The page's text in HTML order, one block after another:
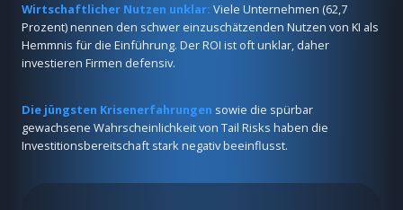
Wirtschaftlicher Nutzen unklar: Viele Unternehmen (62,7
Prozent) nennen den schwer einzuschätzenden Nutzen von KI als
Hemmnis für die Einführung. Der ROI ist oft unklar, daher
investieren Firmen defensiv.
Die jüngsten Krisenerfahrungen sowie die spürbar
gewachsene Wahrscheinlichkeit von Tail Risks haben die
Investitionsbereitschaft stark negativ beeinflusst.